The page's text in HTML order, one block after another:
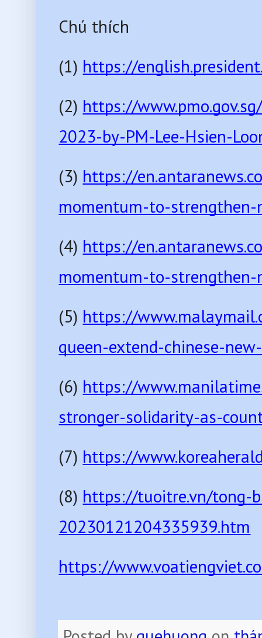
Chú thích
(1) https://
(2) https://
2023-by-PM-Lee-Hsien-
(3) https://
momentum-to-
(4) https://
momentum-to-
(5) https://
queen-extend-chinese-
(6) https://
stronger-solidarity-as-
(7) https://
(8) https://tuoitre.vn/tong-
20230121204335939.htm
https://